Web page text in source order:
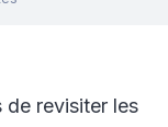
de revisiter les